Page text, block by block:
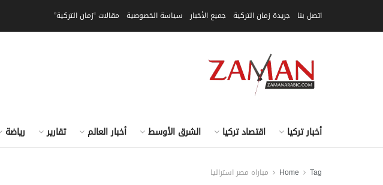
اتصل بنا جريدة زمان التركية جميع الأخبار سياسة الخصوصية مقالات “زمان التركية”
أخبار تركيا اقتصاد تركيا الشرق الأوسط أخبار العالم تقارير رياضة
Home Tag مباراه مصر استراليا